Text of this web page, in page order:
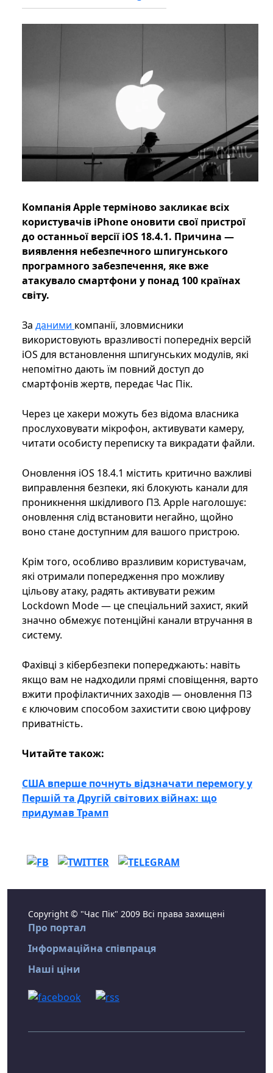
Компанія Apple терміново закликає всіх
користувачів iPhone оновити свої пристрої
до останньої версії iOS 18.4.1. Причина —
виявлення небезпечного шпигунського
програмного забезпечення, яке вже
атакувало смартфони у понад 100 країнах
світу.
За даними компанії, зловмисники
використовують вразливості попередніх версій
iOS для встановлення шпигунських модулів, які
непомітно дають їм повний доступ до
смартфонів жертв, передає Час Пік.
Через це хакери можуть без відома власника
прослуховувати мікрофон, активувати камеру,
читати особисту переписку та викрадати файли.
Оновлення iOS 18.4.1 містить критично важливі
виправлення безпеки, які блокують канали для
проникнення шкідливого ПЗ. Apple наголошує:
оновлення слід встановити негайно, щойно
воно стане доступним для вашого пристрою.
Крім того, особливо вразливим користувачам,
які отримали попередження про можливу
цільову атаку, радять активувати режим
Lockdown Mode — це спеціальний захист, який
значно обмежує потенційні канали втручання в
систему.
Фахівці з кібербезпеки попереджають: навіть
якщо вам не надходили прямі сповіщення, варто
вжити профілактичних заходів — оновлення ПЗ
є ключовим способом захистити свою цифрову
приватність.
Читайте також:
США вперше почнуть відзначати перемогу у
Першій та Другій світових війнах: що
придумав Трамп
Copyright © "Час Пік" 2009 Всі права захищені
Про портал
Інформаційна співпраця
Наші ціни